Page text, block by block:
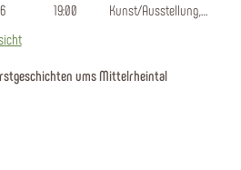
19:00 Kunst/Ausstellung,…
ums Mittelrheintal